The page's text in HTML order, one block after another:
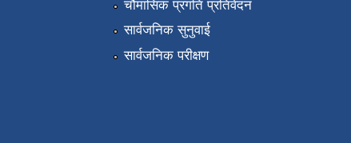
चौमासिक प्रगति प्रतिवेदन
सार्वजनिक सुनुवाई
सार्वजनिक परीक्षण